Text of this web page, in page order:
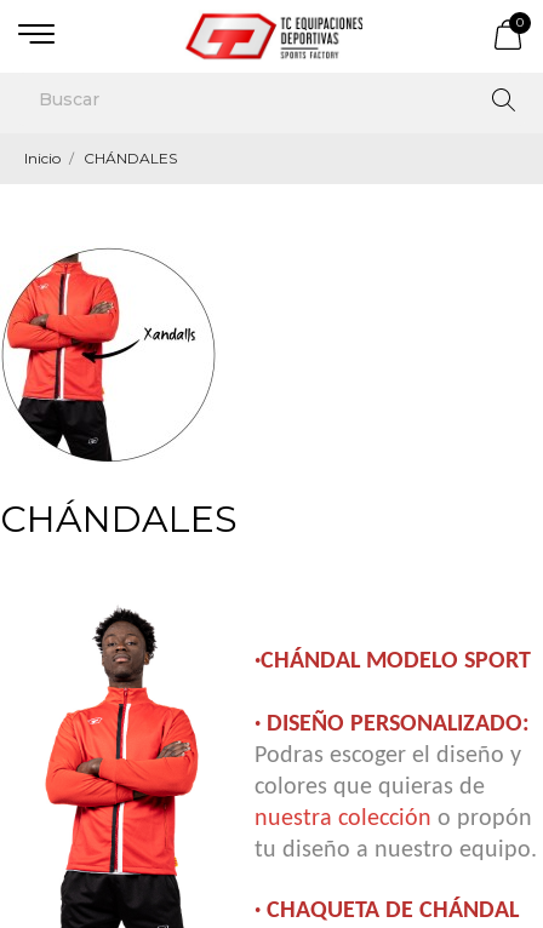
0
Inicio CHÁNDALES
CHÁNDALES
·CHÁNDAL MODELO SPORT
· DISEÑO PERSONALIZADO:
Podras escoger el diseño y
colores que quieras de
nuestra colección o propón
tu diseño a nuestro equipo.
· CHAQUETA DE CHÁNDAL